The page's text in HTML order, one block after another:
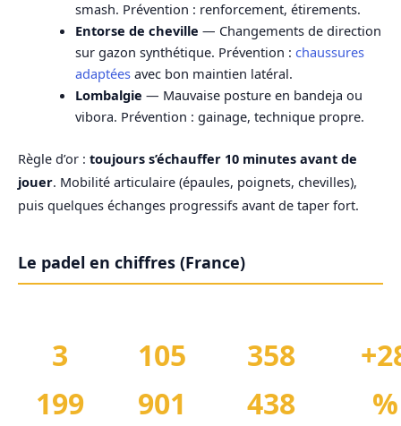
smash. Prévention : renforcement, étirements.
Entorse de cheville — Changements de direction
sur gazon synthétique. Prévention : chaussures
adaptéesavec bon maintien latéral.
Lombalgie — Mauvaise posture en bandeja ou
vibora. Prévention : gainage, technique propre.
Règle d’or : toujours s’échauffer 10 minutes avant de
jouer. Mobilité articulaire (épaules, poignets, chevilles),
puis quelques échanges progressifs avant de taper fort.
Le padel en chiffres (France)
3
199
105
901
358
438
%